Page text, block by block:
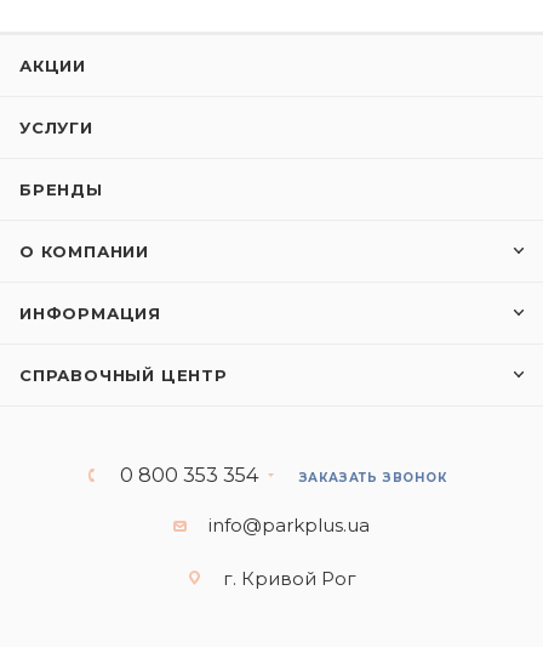
АКЦИИ
УСЛУГИ
БРЕНДЫ
О КОМПАНИИ
ИНФОРМАЦИЯ
СПРАВОЧНЫЙ ЦЕНТР
0 800 353 354 ЗАКАЗАТЬ ЗВОНОК
info@parkplus.ua
г. Кривой Рог